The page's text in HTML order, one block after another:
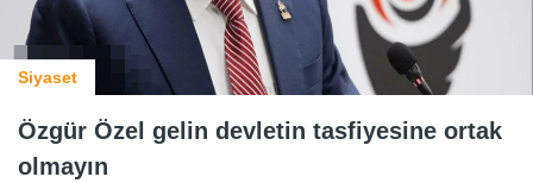
Siyaset
Özgür Özel gelin devletin tasfiyesine ortak
olmayın